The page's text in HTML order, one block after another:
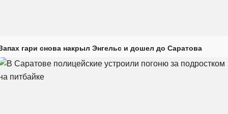
гари снова накрыл Энгельс и дошел до Саратова